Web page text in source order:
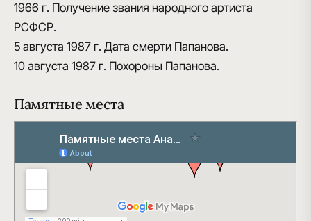
1966 г. Получение звания народного артиста
РСФСР.
5 августа 1987 г. Дата смерти Папанова.
10 августа 1987 г. Похороны Папанова.
Памятные места